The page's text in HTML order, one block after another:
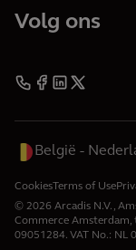
Volg ons
© 2026 Arcadis N.V.,
Commerce Amsterdam,
09051284. VAT No.: NL
CookiesTerms of Use
België